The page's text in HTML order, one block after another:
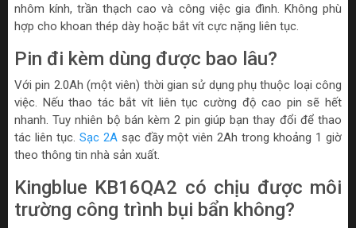
nhôm kính, trần thạch cao và công việc gia đình. Không phù
hợp cho khoan thép dày hoặc bắt vít cực nặng liên tục.
Pin đi kèm dùng được bao lâu?
Với pin 2.0Ah (một viên) thời gian sử dụng phụ thuộc loại công
việc. Nếu thao tác bắt vít liên tục cường độ cao pin sẽ hết
nhanh. Tuy nhiên bộ bán kèm 2 pin giúp bạn thay đổi để thao
tác liên tục. Sạc 2Asạc đầy một viên 2Ah trong khoảng 1 giờ
theo thông tin nhà sản xuất.
Kingblue KB16QA2 có chịu được môi
trường công trình bụi bẩn không?